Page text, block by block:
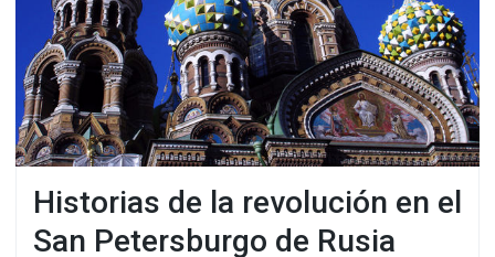
Historias de la revolución en el
San Petersburgo de Rusia